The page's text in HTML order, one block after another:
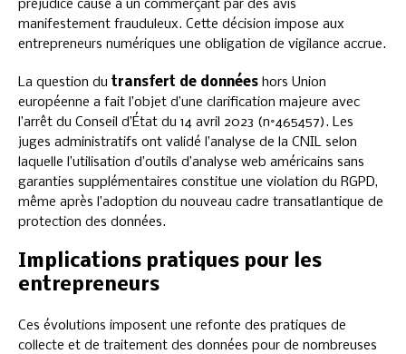
préjudice causé à un commerçant par des avis
manifestement frauduleux. Cette décision impose aux
entrepreneurs numériques une obligation de vigilance accrue.
La question du transfert de données hors Union
européenne a fait l’objet d’une clarification majeure avec
l’arrêt du Conseil d’État du 14 avril 2023 (n°465457). Les
juges administratifs ont validé l’analyse de la CNIL selon
laquelle l’utilisation d’outils d’analyse web américains sans
garanties supplémentaires constitue une violation du RGPD,
même après l’adoption du nouveau cadre transatlantique de
protection des données.
Implications pratiques pour les
entrepreneurs
Ces évolutions imposent une refonte des pratiques de
collecte et de traitement des données pour de nombreuses